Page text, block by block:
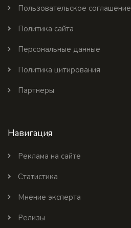
Пользовательское соглашение
Политика сайта
Персональные данные
Политика цитирования
Партнеры
Навигация
Реклама на сайте
Статистика
Мнение эксперта
Релизы